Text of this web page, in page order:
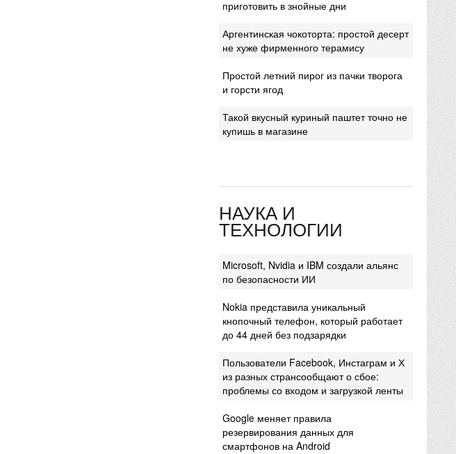
приготовить в знойные дни
Аргентинская чокоторта: простой десерт
не хуже фирменного терамису
Простой летний пирог из пачки творога
и горсти ягод
Такой вкусный куриный паштет точно не
купишь в магазине
НАУКА И
ТЕХНОЛОГИИ
Microsoft, Nvidia и IBM создали альянс
по безопасности ИИ
Nokia представила уникальный
кнопочный телефон, который работает
до 44 дней без подзарядки
Пользователи Facebook, Инстаграм и Х
из разных странсообщают о сбое:
проблемы со входом и загрузкой ленты
Google меняет правила
резервирования данных для
смартфонов на Android